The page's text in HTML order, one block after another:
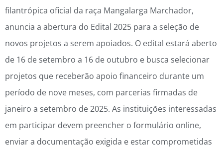
filantrópica oficial da raça Mangalarga Marchador,
anuncia a abertura do Edital 2025 para a seleção de
novos projetos a serem apoiados. O edital estará aberto
de 16 de setembro a 16 de outubro e busca selecionar
projetos que receberão apoio financeiro durante um
período de nove meses, com parcerias firmadas de
janeiro a setembro de 2025. As instituições interessadas
em participar devem preencher o formulário online,
enviar a documentação exigida e estar comprometidas